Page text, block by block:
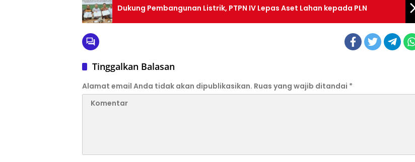
Dukung Pembangunan Listrik, PTPN IV Lepas Aset Lahan kepada PLN
Tinggalkan Balasan
Alamat email Anda tidak akan dipublikasikan. Ruas yang wajib ditandai *